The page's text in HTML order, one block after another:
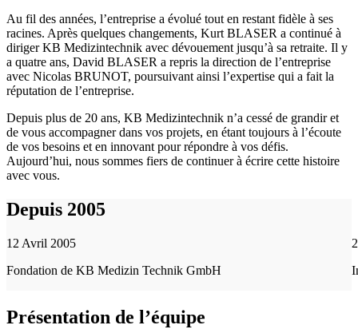
Au fil des années, l’entreprise a évolué tout en restant fidèle à ses
racines. Après quelques changements, Kurt BLASER a continué à
diriger KB Medizintechnik avec dévouement jusqu’à sa retraite. Il y
a quatre ans, David BLASER a repris la direction de l’entreprise
avec Nicolas BRUNOT, poursuivant ainsi l’expertise qui a fait la
réputation de l’entreprise.
Depuis plus de 20 ans, KB Medizintechnik n’a cessé de grandir et
de vous accompagner dans vos projets, en étant toujours à l’écoute
de vos besoins et en innovant pour répondre à vos défis.
Aujourd’hui, nous sommes fiers de continuer à écrire cette histoire
avec vous.
Depuis 2005
12 Avril 2005
Fondation de KB Medizin Technik GmbH
Présentation de l’équipe